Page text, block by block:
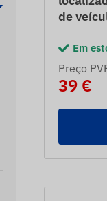
de
Em
Preço
39 €